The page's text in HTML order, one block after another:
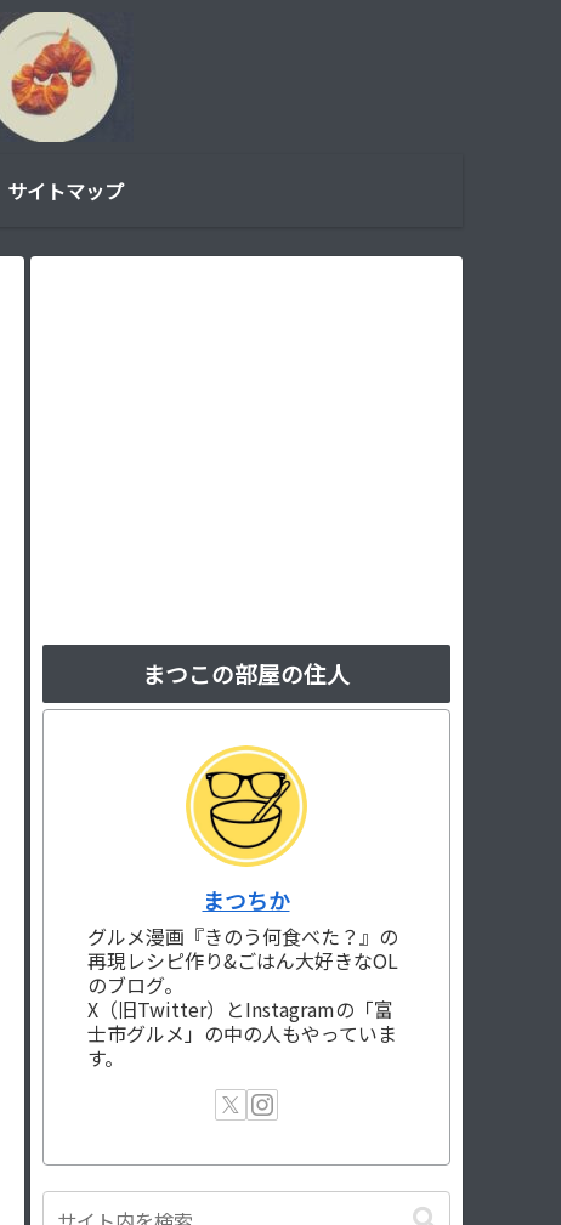
サイトマップ
まつこの部屋の住人
まつちか
グルメ漫画『きのう何食べた？』の
再現レシピ作り&ごはん大好きなOL
のブログ。
X（旧Twitter）とInstagramの「富
士市グルメ」の中の人もやっていま
す。